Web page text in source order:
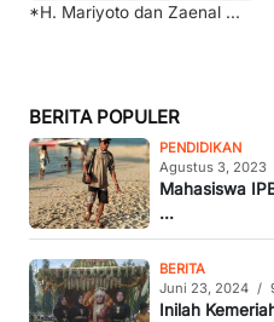
*H. Mariyoto dan Zaenal ...
BERITA POPULER
PENDIDIKAN
Agustus 3, 2023
Mahasiswa
...
BERITA
Juni 23, 2024 /
Inilah